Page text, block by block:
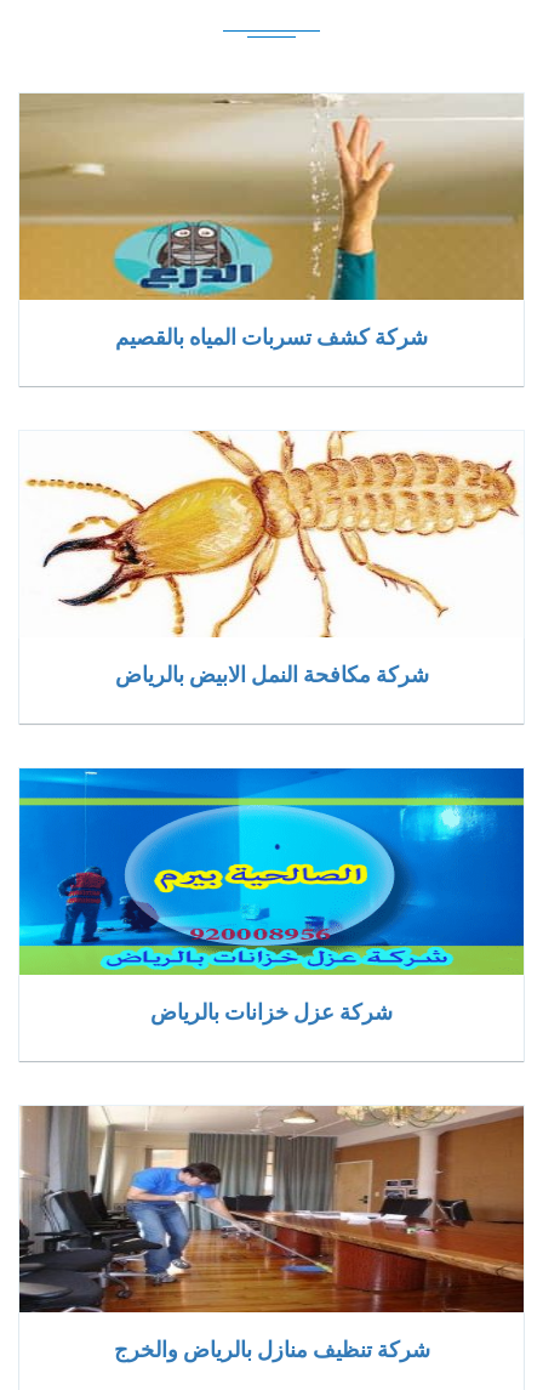
شركة كشف تسربات المياه بالقصيم
شركة مكافحة النمل الابيض بالرياض
شركة عزل خزانات بالرياض
شركة تنظيف منازل بالرياض والخرج